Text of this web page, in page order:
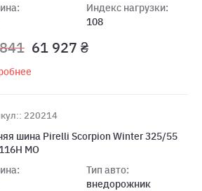
Индекс нагрузки:
108
61 927 ₴
220214
шина Pirelli Scorpion Winter 325/55
MO
Тип авто:
внедорожник